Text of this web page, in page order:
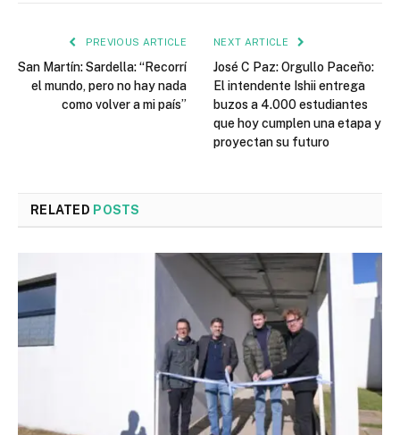
PREVIOUS ARTICLE
San Martín: Sardella: “Recorrí
el mundo, pero no hay nada
como volver a mi país”
NEXT ARTICLE
José C Paz: Orgullo Paceño:
El intendente Ishii entrega
buzos a 4.000 estudiantes
que hoy cumplen una etapa y
proyectan su futuro
RELATED POSTS